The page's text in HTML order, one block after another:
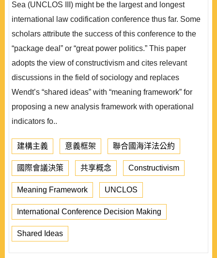
Sea (UNCLOS III) might be the largest and longest
international law codification conference thus far. Some
scholars attribute the success of this conference to the
“package deal” or “great power politics.” This paper
adopts the view of constructivism and cites relevant
discussions in the field of sociology and replaces
Wendt’s “shared ideas” with “meaning framework” for
proposing a new analysis framework with operational
indicators fo..
建構主義 意義框架 聯合國海洋法公約
國際會議決策 共享概念 Constructivism
Meaning Framework UNCLOS
International Conference Decision Making
Shared Ideas